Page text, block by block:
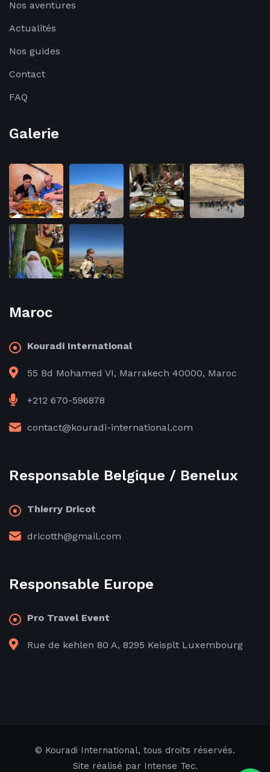
Nos aventures
Actualités
Nos guides
Contact
FAQ
Galerie
Maroc
Kouradi International
55 Bd Mohamed VI, Marrakech 40000, Maroc
+212 670-596878
contact@kouradi-international.com
Responsable Belgique / Benelux
Thierry Dricot
dricotth@gmail.com
Responsable Europe
Pro Travel Event
Rue de kehlen 80 A, 8295 Keisplt Luxembourg
© Kouradi International, tous droits réservés.
Site réalisé par Intense Tec.